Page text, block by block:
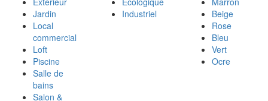
Jardin
Local
commercial
Loft
Piscine
Salle de
bains
Salon &
Industriel
Beige
Rose
Bleu
Vert
Ocre